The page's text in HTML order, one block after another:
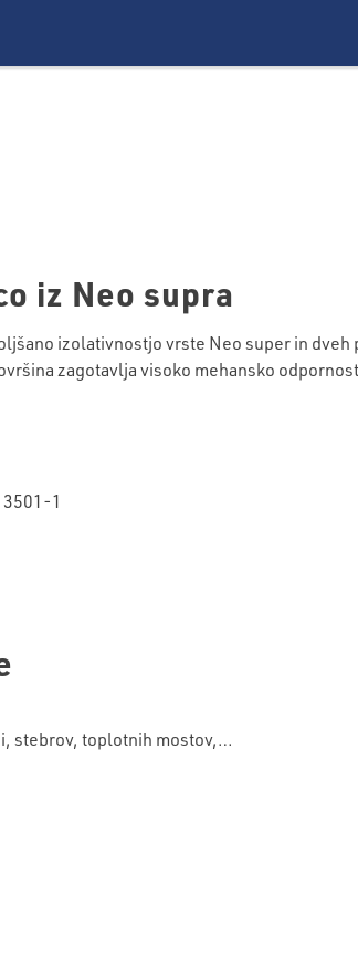
iz Neo supra
izolativnostjo vrste Neo super in
zagotavlja visoko mehansko
1
stebrov, toplotnih mostov,…